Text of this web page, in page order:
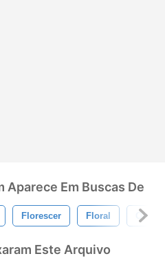
Aparece Em Buscas De
Florescer Floral
Este Arquivo